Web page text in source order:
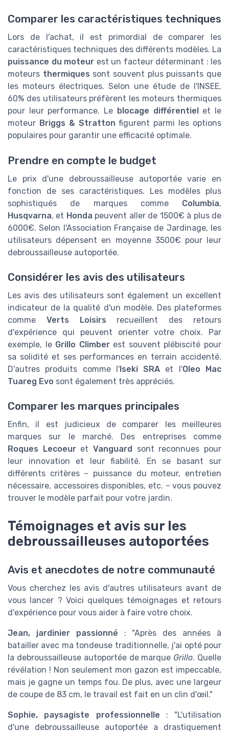
Comparer les caractéristiques techniques
Lors de l'achat, il est primordial de comparer les
caractéristiques techniques des différents modèles. La
puissance du moteur est un facteur déterminant : les
moteurs thermiques sont souvent plus puissants que
les moteurs électriques. Selon une étude de l'INSEE,
60% des utilisateurs préfèrent les moteurs thermiques
pour leur performance. Le blocage différentiel
et le
moteur Briggs & Stratton figurent parmi les options
populaires pour garantir une efficacité optimale.
Prendre en compte le budget
Le prix d'une debroussailleuse autoportée varie en
fonction de ses caractéristiques. Les modèles plus
sophistiqués de marques comme Columbia,
Husqvarna, et Honda peuvent aller de 1500€ à plus de
6000€. Selon l'Association Française de Jardinage, les
utilisateurs dépensent en moyenne 3500€ pour leur
debroussailleuse autoportée.
Considérer les avis des utilisateurs
Les avis des utilisateurs sont également un excellent
indicateur de la qualité d'un modèle. Des plateformes
comme Verts Loisirs recueillent des retours
d'expérience qui peuvent orienter votre choix. Par
exemple, le Grillo Climberest souvent plébiscité pour
sa solidité et ses performances en terrain accidenté.
D'autres produits comme l'Iseki SRA et l'Oleo Mac
Tuareg Evo sont également très appréciés.
Comparer les marques principales
Enfin, il est judicieux de comparer les meilleures
marques sur le marché. Des entreprises comme
Roques LecoeuretVanguard
sont reconnues pour
leur innovation et leur fiabilité. En se basant sur
différents critères – puissance du moteur, entretien
nécessaire, accessoires disponibles, etc. – vous pouvez
trouver le modèle parfait pour votre jardin.
Témoignages et avis sur les
debroussailleuses autoportées
Avis et anecdotes de notre communauté
Vous cherchez les avis d'autres utilisateurs avant de
vous lancer ? Voici quelques témoignages et retours
d'expérience pour vous aider à faire votre choix.
Jean, jardinier passionné : "Après des années à
batailler avec ma tondeuse traditionnelle, j'ai opté pour
la debroussailleuse autoportée de marque Grillo. Quelle
révélation ! Non seulement mon gazon est impeccable,
mais je gagne un temps fou. De plus, avec une largeur
de coupe de 83 cm, le travail est fait en un clin d'œil."
Sophie, paysagiste professionnelle : "L'utilisation
d'une debroussailleuse autoportée a drastiquement